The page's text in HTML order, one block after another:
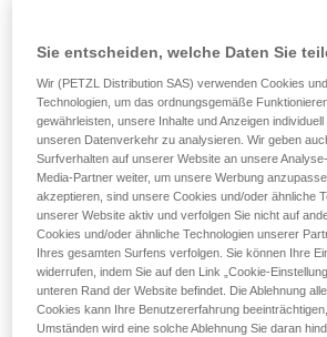
Sie entscheiden, welche Daten Sie
Wir (PETZL Distribution SAS) verwenden Cookies
Technologien, um das ordnungsgemäße
gewährleisten, unsere Inhalte und Anzeigen
unseren Datenverkehr zu analysieren. Wir geben
Surfverhalten auf unserer Website an unsere
Media-Partner weiter, um unsere Werbung
akzeptieren, sind unsere Cookies und/oder ähnliche
unserer Website aktiv und verfolgen Sie nicht auf
Cookies und/oder ähnliche Technologien unserer
Ihres gesamten Surfens verfolgen. Sie können Ihre
widerrufen, indem Sie auf den Link „Cookie-
unteren Rand der Website befindet. Die Ablehnung
Cookies kann Ihre Benutzererfahrung
Umständen wird eine solche Ablehnung Sie daran